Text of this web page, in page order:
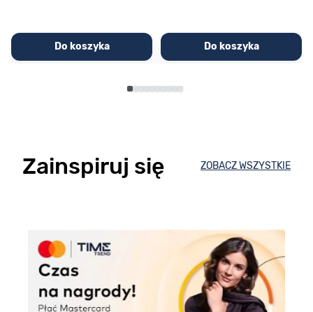
Do koszyka Do koszyka
Zainspiruj się ZOBACZ WSZYSTKIE